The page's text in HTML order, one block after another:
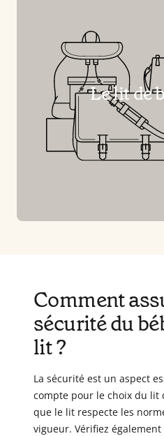
Le lit de
Comment
sécurité du
lit ?
La sécurité est un aspect
compte pour le choix du lit
que le lit respecte les
vigueur. Vérifiez